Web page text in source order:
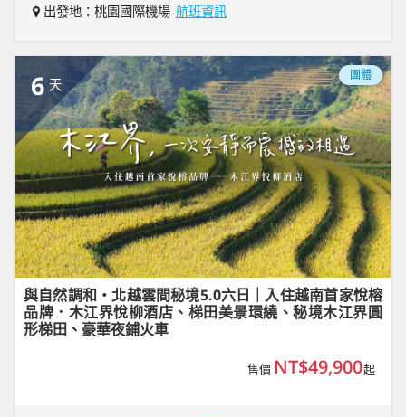
出發地：桃園國際機場 航班資訊
6 天
團體
與自然調和・北越雲間秘境5.0六日｜入住越南首家悅榕
品牌．木江界悅柳酒店、梯田美景環繞、秘境木江界圓
形梯田、豪華夜鋪火車
售價 NT$49,900起